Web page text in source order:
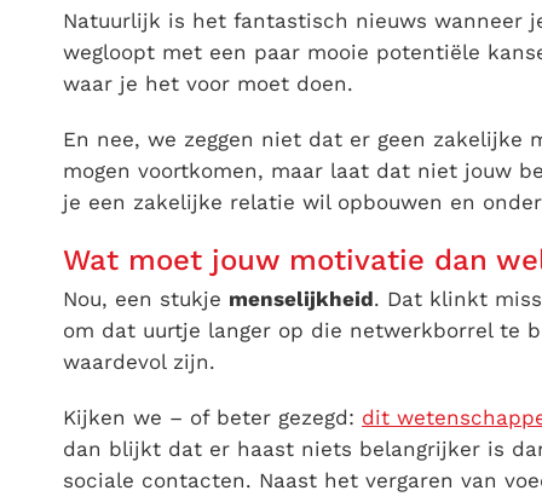
Natuurlijk is het fantastisch nieuws wanneer
wegloopt met een paar mooie potentiële
waar je het voor moet doen.
En nee, we zeggen niet dat er geen zakelijke
mogen voortkomen, maar laat dat niet jouw
je een zakelijke relatie wil opbouwen en
Wat moet jouw motivatie dan
Nou, een stukje menselijkheid. Dat klinkt
om dat uurtje langer op die netwerkborrel te
waardevol zijn.
Kijken we – of beter gezegd: dit
dan blijkt dat er haast niets belangrijker is
sociale contacten. Naast het vergaren van